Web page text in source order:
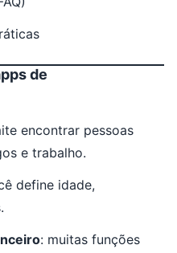
de
encontrar pessoas
e trabalho.
define idade,
: muitas funções